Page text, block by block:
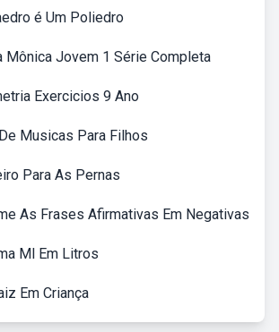
é Um Poliedro
Mônica Jovem 1 Série Completa
Exercicios 9 Ano
Musicas Para Filhos
Para As Pernas
As Frases Afirmativas Em Negativas
Ml Em Litros
Em Criança